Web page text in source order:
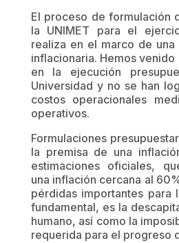
El proceso de formulación
la UNIMET para el
realiza en el marco de una
inflacionaria. Hemos
en la ejecución
Universidad y no se han
costos operacionales
operativos.
Formulaciones
la premisa de una
estimaciones oficiales,
una inflación cercana al
pérdidas importantes para
fundamental, es la
humano, así como la
requerida para el progreso